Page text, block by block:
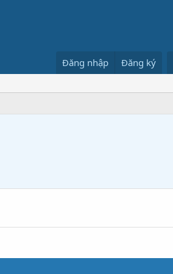
Đăng nhập Đăng ký